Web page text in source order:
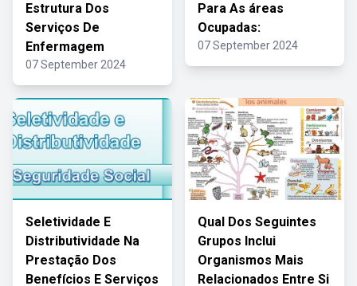
Estrutura Dos
Serviços De
Enfermagem
07 September 2024
Para As áreas
Ocupadas:
07 September 2024
Seletividade E
Distributividade Na
Prestação Dos
Benefícios E Serviços
Qual Dos Seguintes
Grupos Inclui
Organismos Mais
Relacionados Entre Si